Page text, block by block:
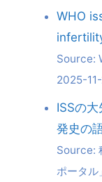
WHO
Source:
2025-
ISSの
発史の
Source:
ポータル